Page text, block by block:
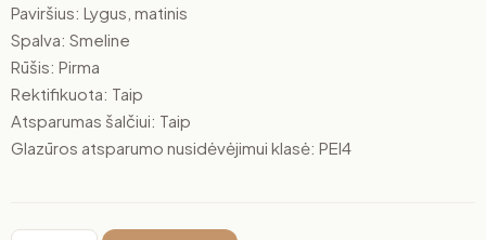
Paviršius: Lygus, matinis
Spalva: Smeline
Rūšis: Pirma
Rektifikuota: Taip
Atsparumas šalčiui: Taip
Glazūros atsparumo nusidėvėjimui klasė: PEI4